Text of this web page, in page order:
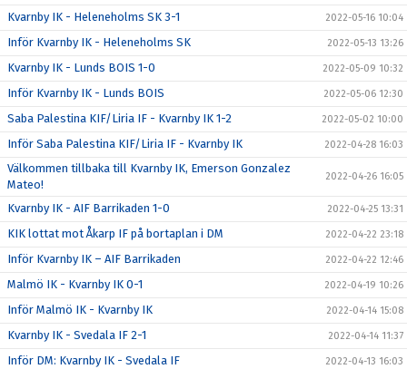
Kvarnby IK - Heleneholms SK 3-1 2022-05-16 10:04
Inför Kvarnby IK - Heleneholms SK 2022-05-13 13:26
Kvarnby IK - Lunds BOIS 1-0 2022-05-09 10:32
Inför Kvarnby IK - Lunds BOIS 2022-05-06 12:30
Saba Palestina KIF/Liria IF - Kvarnby IK 1-2 2022-05-02 10:00
Inför Saba Palestina KIF/Liria IF - Kvarnby IK 2022-04-28 16:03
Välkommen tillbaka till Kvarnby IK, Emerson Gonzalez
Mateo!
2022-04-26 16:05
Kvarnby IK - AIF Barrikaden 1-0 2022-04-25 13:31
KIK lottat mot Åkarp IF på bortaplan i DM 2022-04-22 23:18
Inför Kvarnby IK – AIF Barrikaden 2022-04-22 12:46
Malmö IK - Kvarnby IK 0-1 2022-04-19 10:26
Inför Malmö IK - Kvarnby IK 2022-04-14 15:08
Kvarnby IK - Svedala IF 2-1 2022-04-14 11:37
Inför DM: Kvarnby IK - Svedala IF 2022-04-13 16:03